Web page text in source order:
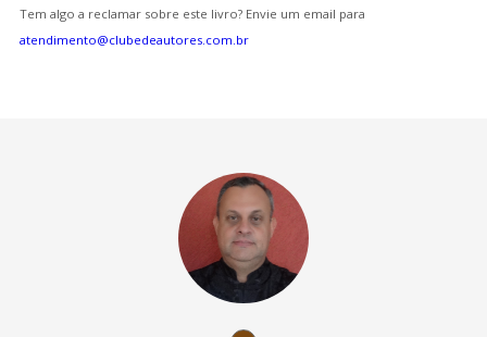
Tem algo a reclamar sobre este livro? Envie um email para
atendimento@clubedeautores.com.br